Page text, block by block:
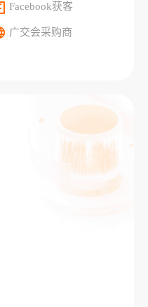
Facebook获客
广交会采购商